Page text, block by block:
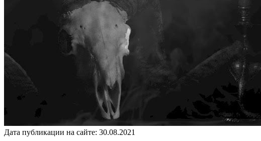
Дата публикации на сайте: 30.08.2021